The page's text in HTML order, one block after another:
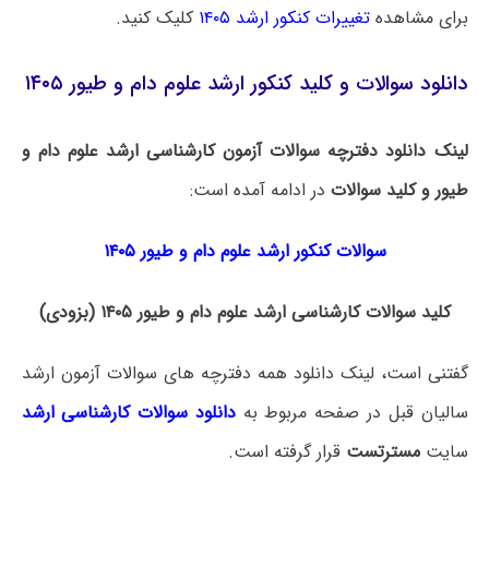
برای مشاهدهتغییرات کنکور ارشد ۱۴۰۵ کلیک کنید.
دانلود سوالات و کلید کنکور ارشد علوم دام و طیور ۱۴۰۵
لینک دانلود دفترچه سوالات آزمون کارشناسی ارشد علوم دام و
طیور و کلید سوالات در ادامه آمده است:
سوالات کنکور ارشد علوم دام و طیور ۱۴۰۵
کلید سوالات کارشناسی ارشد علوم دام و طیور ۱۴۰۵ (بزودی)
گفتنی است، لینک دانلود همه دفترچه های سوالات آزمون ارشد
سالیان قبل در صفحه مربوط بهدانلود سوالات کارشناسی ارشد
سایتمسترتست قرار گرفته است.